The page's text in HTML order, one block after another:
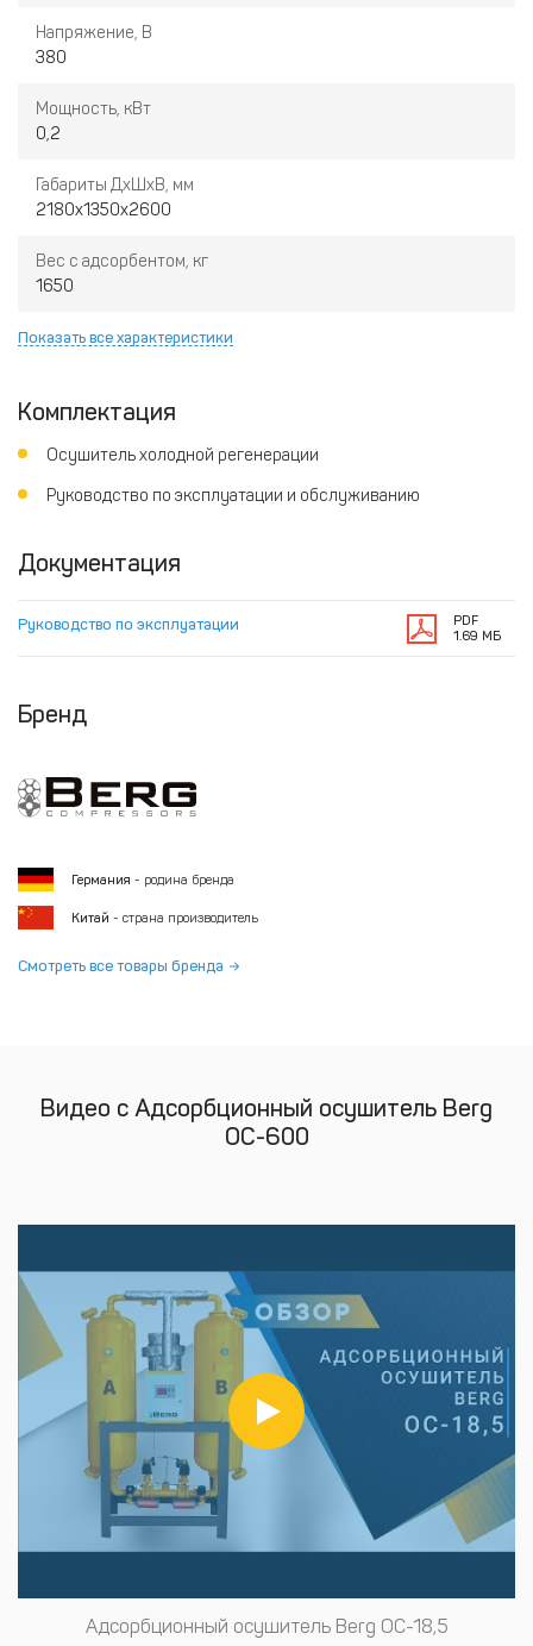
Напряжение, В
380
Мощность, кВт
0,2
Габариты ДхШхВ, мм
2180х1350х2600
Вес с адсорбентом, кг
1650
Показать все характеристики
Комплектация
Осушитель холодной регенерации
Руководство по эксплуатации и обслуживанию
Документация
Руководство по эксплуатации
PDF
1.69 МБ
Бренд
Германия - родина бренда
Китай - страна производитель
Смотреть все товары бренда
Видео с Адсорбционный осушитель Berg
ОС-600
Адсорбционный осушитель Berg ОС-18,5